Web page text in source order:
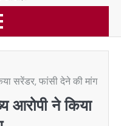
सरेंडर, फांसी देने की मांग
आरोपी ने किया